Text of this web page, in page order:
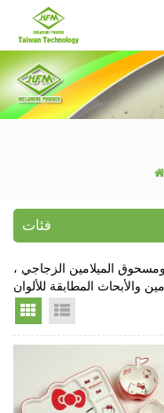
فئات
الميلامين الزجاجي ،
Grid View